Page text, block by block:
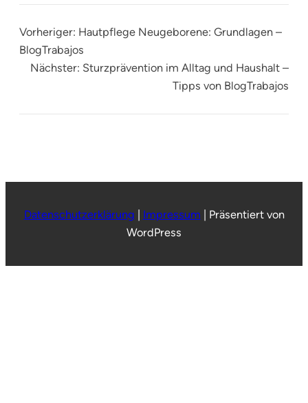
Vorheriger: Hautpflege Neugeborene: Grundlagen –
BlogTrabajos
Nächster: Sturzprävention im Alltag und Haushalt –
Tipps von BlogTrabajos
Datenschutzerklärung Impressum
Präsentiert von
WordPress